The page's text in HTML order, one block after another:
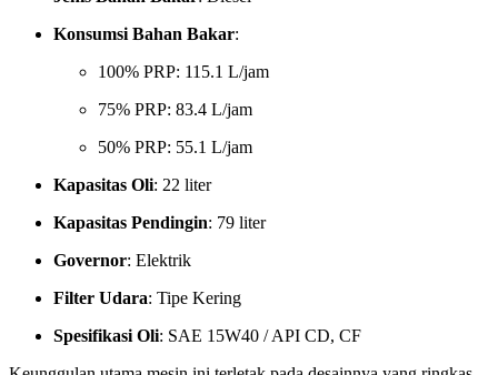
Konsumsi Bahan Bakar:
100% PRP: 115.1 L/jam
75% PRP: 83.4 L/jam
50% PRP: 55.1 L/jam
Kapasitas Oli: 22 liter
Kapasitas Pendingin: 79 liter
Governor: Elektrik
Filter Udara: Tipe Kering
Spesifikasi Oli: SAE 15W40 / API CD, CF